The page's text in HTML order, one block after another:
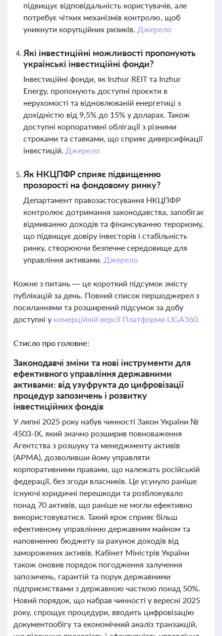
підвищує відповідальність користувачів, але
потребує чітких механізмів контролю, щоб
уникнути корупційних ризиків. Джерело
Які інвестиційні можливості пропонують
українські інвестиційні фонди?
Інвестиційні фонди, як Inzhur REIT та Inzhur
Energy, пропонують доступні проєкти в
нерухомості та відновлюваній енергетиці з
дохідністю від 9,5% до 15% у доларах. Також
доступні корпоративні облігації з різними
строками та ставками, що сприяє диверсифікації
інвестицій. Джерело
Як НКЦПФР сприяє підвищенню
прозорості на фондовому ринку?
Департамент правозастосування НКЦПФР
контролює дотримання законодавства, запобігає
відмиванню доходів та фінансуванню тероризму,
що підвищує довіру інвесторів і стабільність
ринку, створюючи безпечне середовище для
управління активами. Джерело
Кожне з питань — це короткий підсумок змісту
публікацій за день. Повний список першоджерел з
посиланнями та розширений підсумок за добу
доступні у комерційній версії Платформи LIGA360.
Стисло про головне:
Законодавчі зміни та нові інструменти для
ефективного управління державними
активами: від узуфрукта до цифровізації
процедур запозичень і розвитку
інвестиційних фондів
У липні 2025 року набув чинності Закон України №
4503-IX, який значно розширив повноваження
Агентства з розшуку та менеджменту активів
(АРМА), дозволивши йому управляти
корпоративними правами, що належать російській
федерації, без згоди власників. Це усунуло раніше
існуючі юридичні перешкоди та розблокувало
понад 70 активів, що раніше не могли ефективно
використовуватися. Такий крок сприяє більш
ефективному управлінню державним майном та
наповненню бюджету за рахунок доходів від
заморожених активів. Кабінет Міністрів України
також оновив порядок погодження залучення
запозичень, гарантій та порук державними
підприємствами з державною часткою понад 50%.
Новий порядок, що набрав чинності у вересні 2025
року, спрощує процедури, вводить цифровізацію
документообігу та економічний аналіз транзакцій,